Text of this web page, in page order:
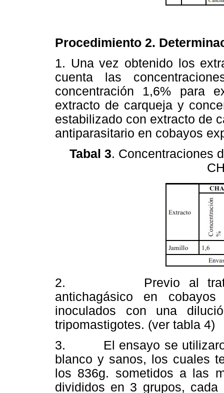
Procedimiento 2.
1. Una vez obtenido los
cuenta las
concentración 1,6% para
extracto de carqueja y
estabilizado con extracto de
antiparasitario en cobayos
Tabal 3. Concentraciones
2. Previo al
antichagásico en
inoculados con una
tripomastigotes. (ver tabla 4)
3. El ensayo se utilizaron
blanco y sanos, los cuales
los 836g. sometidos a las
divididos en 3 grupos,